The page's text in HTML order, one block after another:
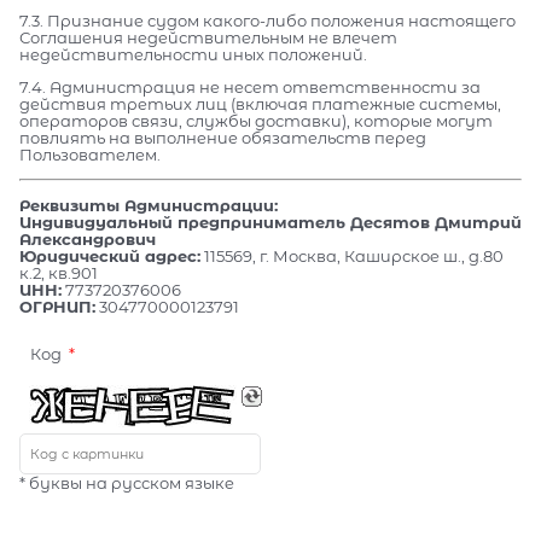
7.3. Признание судом какого-либо положения настоящего
Соглашения недействительным не влечет
недействительности иных положений.
7.4. Администрация не несет ответственности за
действия третьих лиц (включая платежные системы,
операторов связи, службы доставки), которые могут
повлиять на выполнение обязательств перед
Пользователем.
Реквизиты Администрации:
Индивидуальный предприниматель Десятов Дмитрий
Александрович
Юридический адрес:115569, г. Москва, Каширское ш., д.80
к.2, кв.901
ИНН:773720376006
ОГРНИП:304770000123791
Код
* буквы на русском языке